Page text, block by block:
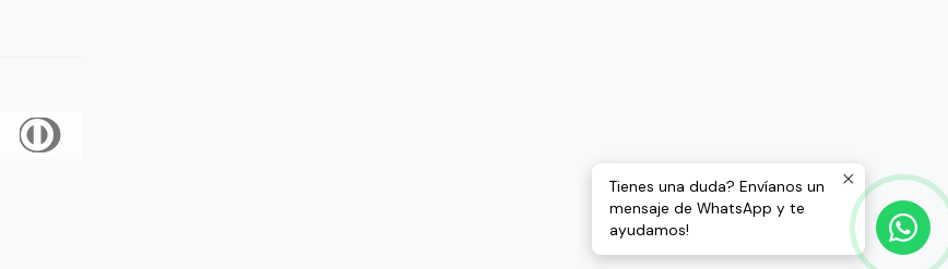
Tienes una duda? Envíanos un
mensaje de WhatsApp y te
ayudamos!